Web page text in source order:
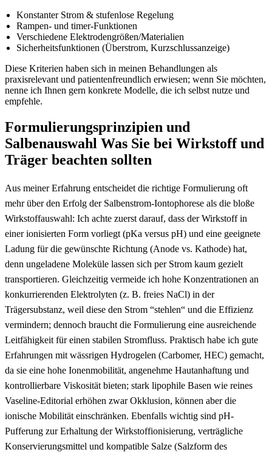
Konstanter Strom & stufenlose Regelung
Rampen- ⁢und timer-Funktionen
Verschiedene Elektrodengrößen/Materialien
Sicherheitsfunktionen (Überstrom, ⁢Kurzschlussanzeige)
Diese ‍Kriterien haben ⁣sich in⁤ meinen⁤ Behandlungen als
praxisrelevant​ und patientenfreundlich erwiesen; wenn⁢ Sie möchten,‍
nenne ich Ihnen gern konkrete Modelle, die ich selbst‍ nutze und‌
empfehle.
Formulierungsprinzipien und
Salbenauswahl Was Sie bei‍ Wirkstoff ⁣und
Träger beachten sollten
Aus⁤ meiner Erfahrung entscheidet⁤ die richtige Formulierung⁢ oft
mehr über den Erfolg der Salbenstrom-Iontophorese als die bloße‍
Wirkstoffauswahl:‌ Ich achte zuerst ‌darauf, dass‌ der Wirkstoff in
einer ⁢ionisierten Form vorliegt (pKa versus ⁢pH) und ⁢eine ⁣geeignete
Ladung für die gewünschte ‍Richtung (Anode vs. Kathode) hat,
denn ungeladene Moleküle lassen⁤ sich per Strom kaum gezielt
transportieren. Gleichzeitig vermeide ‍ich hohe ⁤Konzentrationen an
‍konkurrierenden ‍Elektrolyten (z. B. ​freies NaCl) in der
Trägersubstanz,‌ weil diese den Strom ⁢“stehlen“ und die Effizienz⁣
vermindern; dennoch​ braucht die ⁣Formulierung eine ausreichende
‌Leitfähigkeit für einen stabilen Stromfluss. Praktisch habe ich gute
Erfahrungen mit wässrigen Hydrogelen ‌(Carbomer, HEC)‌ gemacht,
da ⁣sie eine hohe Ionenmobilität, angenehme Hautanhaftung und
kontrollierbare Viskosität⁤ bieten; stark⁢ lipophile Basen wie reines
Vaseline-Editorial erhöhen⁣ zwar Okklusion, ⁤können aber‍ die
ionische Mobilität⁤ einschränken. ​Ebenfalls‍ wichtig sind pH-
Pufferung ⁣zur Erhaltung der Wirkstoffionisierung, verträgliche
Konservierungsmittel und kompatible Salze (Salzform des